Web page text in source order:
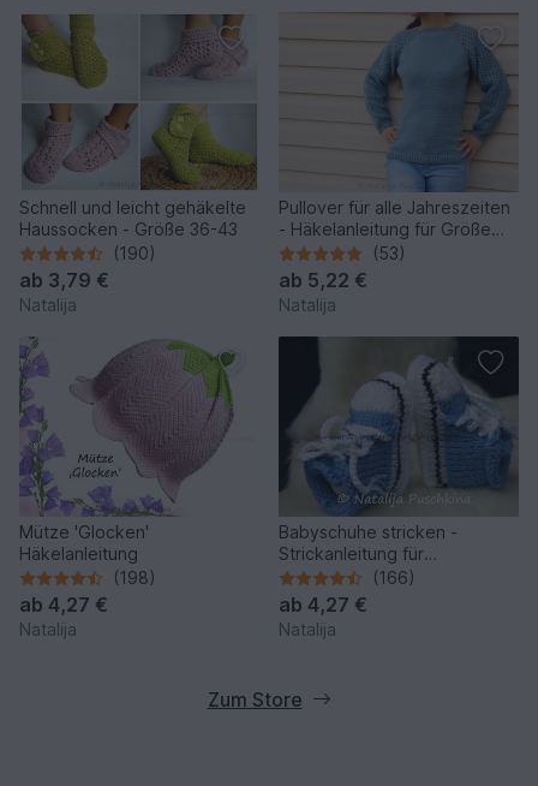
Schnell und leicht gehäkelte
Haussocken - Größe 36-43
(190)
ab 3,79 €
Natalija
Pullover für alle Jahreszeiten
- Häkelanleitung für Größe
32-50
(53)
ab 5,22 €
Natalija
Mütze 'Glocken'
Häkelanleitung
(198)
ab 4,27 €
Natalija
Babyschuhe stricken -
Strickanleitung für
Babyschuhe(166)
ab 4,27 €
Natalija
Zum Store